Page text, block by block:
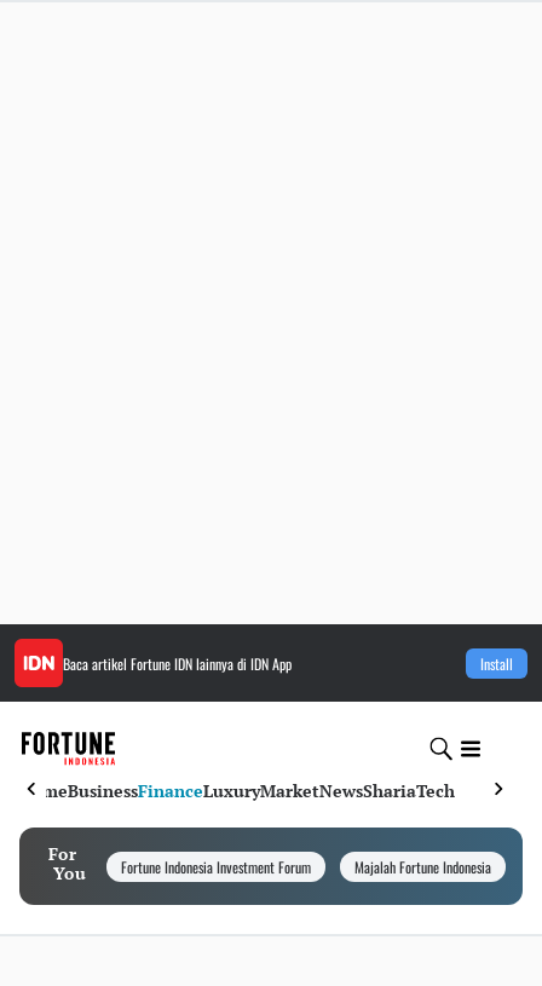
Baca artikel Fortune IDNlainnya di IDN App Install
HomeBusinessFinanceLuxuryMarketNewsShariaTech
For
You
Fortune Indonesia Investment Forum Majalah Fortune Indonesia